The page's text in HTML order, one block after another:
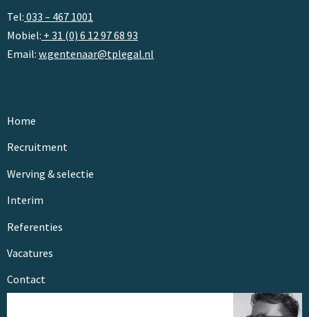
Tel: 033 – 467 1001
Mobiel: + 31 (0) 6 12 97 68 93
Email: w.gentenaar@tplegal.nl
Home
Recruitment
Werving & selectie
Interim
Referenties
Vacatures
Contact